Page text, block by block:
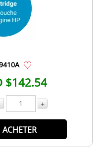
$142.54
+
ACHETER